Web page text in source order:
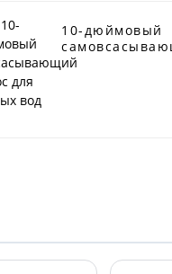
10-дюймовый
насос для